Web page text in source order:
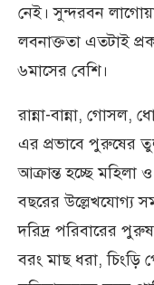
নেই। সুন্দরবন
লবনাক্ততা এতটাই
৬মাসের বেশি।
রান্না-বান্না, গোসল,
এর প্রভাবে পুরুষের
আক্রান্ত হচ্ছে মহিলা
বছরের উল্লেখযোগ্য
দরিদ্র পরিবারের
বরং মাছ ধরা,